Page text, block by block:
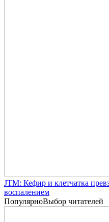
JTM: Кефир и клетчатка
воспалением
ПопулярноВыбор читателей